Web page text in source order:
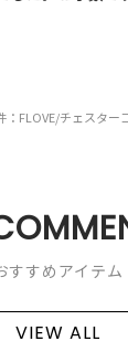
：FLOVE/チェスター
すすめアイテム
VIEW ALL